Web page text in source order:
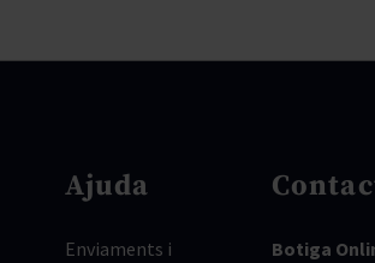
Ajuda
Enviaments i
Botiga